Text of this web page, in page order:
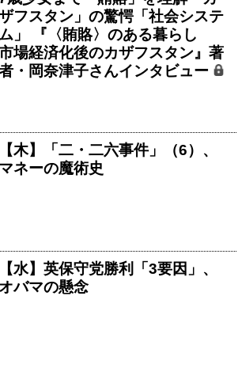
フスタン」の驚愕「社会システ
ム」 『〈賄賂〉のある暮らし
場経済化後のカザフスタン』著
・岡奈津子さんインタビュー
【木】「二・二六事件」（6）、
マネーの魔術史
【水】英保守党勝利「3要因」、
オバマの懸念